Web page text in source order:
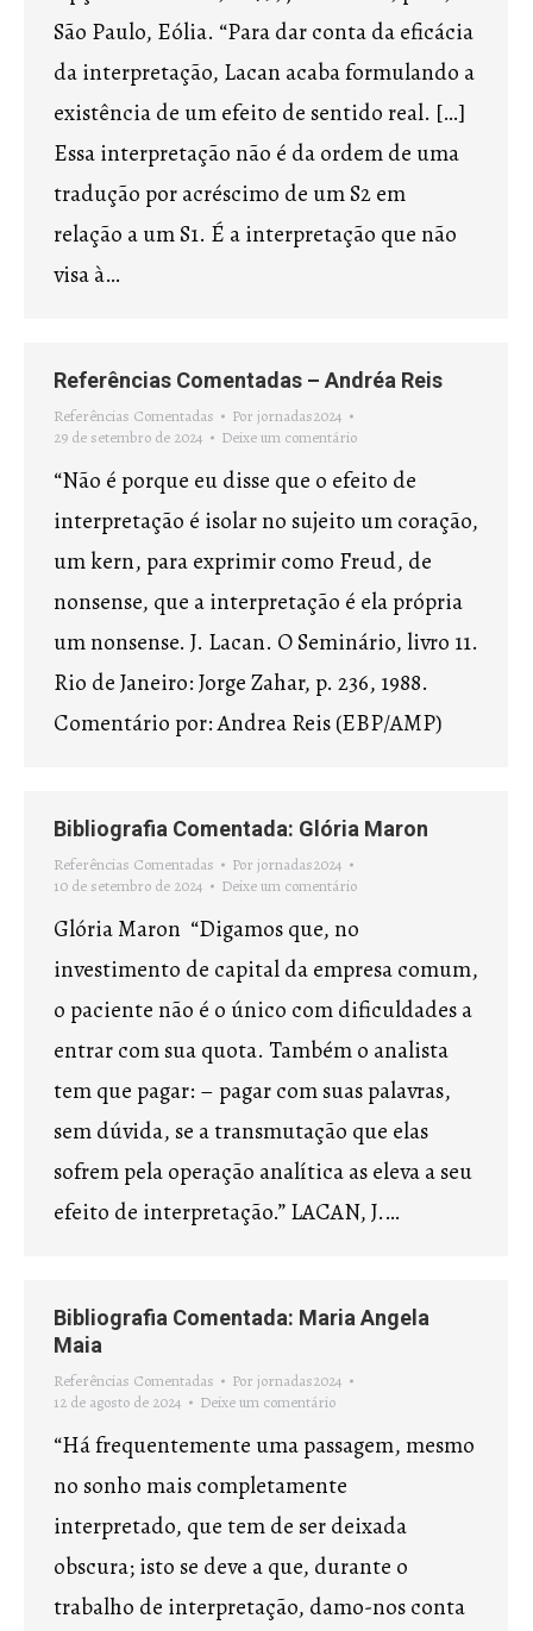
São Paulo, Eólia. “Para dar conta da eficácia
da interpretação, Lacan acaba formulando a
existência de um efeito de sentido real. […]
Essa interpretação não é da ordem de uma
tradução por acréscimo de um S2 em
relação a um S1. É a interpretação que não
visa à…
Referências Comentadas – Andréa Reis
Referências Comentadas Por jornadas2024
29 de setembro de 2024
Deixe um comentário
“Não é porque eu disse que o efeito de
interpretação é isolar no sujeito um coração,
um kern, para exprimir como Freud, de
nonsense, que a interpretação é ela própria
um nonsense. J. Lacan. O Seminário, livro 11.
Rio de Janeiro: Jorge Zahar, p. 236, 1988.
Comentário por: Andrea Reis (EBP/AMP)
Bibliografia Comentada: Glória Maron
Referências Comentadas Por jornadas2024
10 de setembro de 2024
Deixe um comentário
Glória Maron “Digamos que, no
investimento de capital da empresa comum,
o paciente não é o único com dificuldades a
entrar com sua quota. Também o analista
tem que pagar: – pagar com suas palavras,
sem dúvida, se a transmutação que elas
sofrem pela operação analítica as eleva a seu
efeito de interpretação.” LACAN, J.…
Bibliografia Comentada: Maria Angela
Maia
Referências Comentadas Por jornadas2024
12 de agosto de 2024
Deixe um comentário
“Há frequentemente uma passagem, mesmo
no sonho mais completamente
interpretado, que tem de ser deixada
obscura; isto se deve a que, durante o
trabalho de interpretação, damo-nos conta